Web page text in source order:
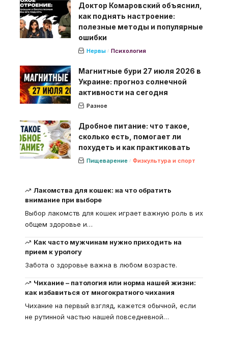
Доктор Комаровский объяснил,
как поднять настроение:
полезные методы и популярные
ошибки
Нервы Психология
Магнитные бури 27 июля 2026 в
Украине: прогноз солнечной
активности на сегодня
Разное
Дробное питание: что такое,
сколько есть, помогает ли
похудеть и как практиковать
Пищеварение Физкультура и спорт
Лакомства для кошек: на что обратить
внимание при выборе
Выбор лакомств для кошек играет важную роль в их
общем здоровье и…
Как часто мужчинам нужно приходить на
прием к урологу
Забота о здоровье важна в любом возрасте.
Чихание – патология или норма нашей жизни:
как избавиться от многократного чихания
Чихание на первый взгляд, кажется обычной, если
не рутинной частью нашей повседневной…